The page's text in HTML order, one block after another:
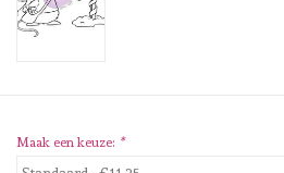
Embossingpoeders
Maak een keuze: *